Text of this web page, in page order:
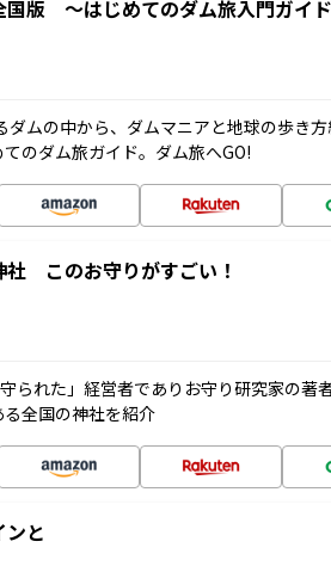
版 ～はじめてのダム旅入門ガイド
ムの中から、ダムマニアと地球の歩き方
のダム旅ガイド。ダム旅へGO!
このお守りがすごい！
守られた」経営者でありお守り研究家の著
全国の神社を紹介
と